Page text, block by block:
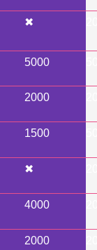
✖
5000
2000
1500
✖
4000
2000